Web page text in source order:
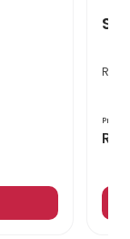
Price
Rp